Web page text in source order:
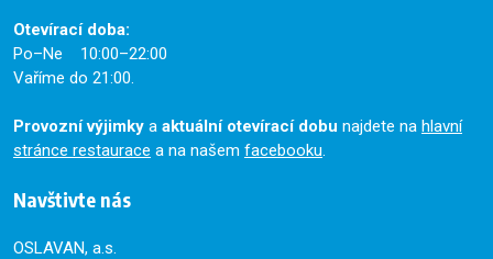
Otevírací doba:
Po–Ne 10:00–22:00
Vaříme do 21:00.
Provozní výjimky a aktuální otevírací dobu najdete na hlavní
stránce restaurace a na našem facebooku.
Navštivte nás
OSLAVAN, a.s.